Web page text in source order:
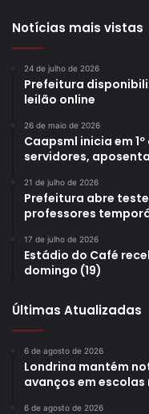
Notícias mais vistas
24 de julho de 2026
Prefeitura
leilão online
26 de maio de 2026
Caapsml inicia em
servidores,
21 de julho de 2026
Prefeitura abre
professores
17 de julho de 2026
Estádio do Café
domingo (19)
Últimas Atualizadas
6 de agosto de 2026
Londrina mantém
avanços em
6 de agosto de 2026